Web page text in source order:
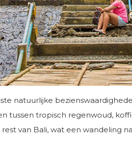
natuurlijke
tussen tropisch regenwoud,
van Bali, wat een wandeling